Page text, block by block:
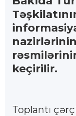
keçirilir.
Toplantı